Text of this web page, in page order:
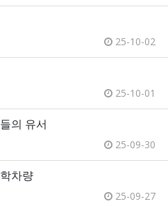
25-10-02
25-10-01
의 유서
25-09-30
차량
25-09-27